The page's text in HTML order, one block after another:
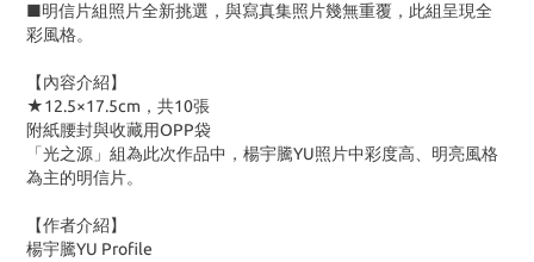
■明信片組照片全新挑選，與寫真集照片幾無重覆，此組呈現全
彩風格。
【內容介紹】
★12.5×17.5cm，共10張
附紙腰封與收藏用OPP袋
「光之源」組為此次作品中，楊宇騰YU照片中彩度高、明亮風格
為主的明信片。
【作者介紹】
楊宇騰YU Profile